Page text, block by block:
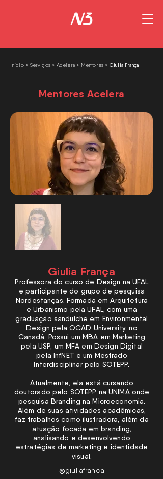
Início > Serviços > Acelera > Mentores > Giulia França
Mentores Acelera
Giulia França
Professora do curso de Design na UFAL
e participante do grupo de pesquisa
Nordestanças. Formada em Arquitetura
e Urbanismo pela UFAL, com uma
graduação sanduíche em Environmental
Design pela OCAD University, no
Canadá. Possui um MBA em Marketing
pela USP, um MFA em Design Digital
pela InfNET e um Mestrado
Interdisciplinar pelo SOTEPP.
Atualmente, ela está cursando
doutorado pelo SOTEPP na UNIMA onde
pesquisa Branding na Microeconomia.
Além de suas atividades acadêmicas,
faz trabalhos como ilustradora, além da
atuação focada em branding,
analisando e desenvolvendo
estratégias de marketing e identidade
visual.
@giuliafranca